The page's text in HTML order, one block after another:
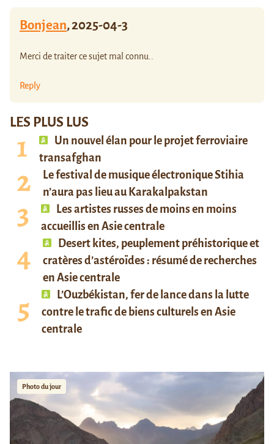
LES PLUS LUS
Un nouvel élan pour le projet ferroviaire
transafghan
Le festival de musique électronique Stihia
n’aura pas lieu au Karakalpakstan
Les artistes russes de moins en moins
accueillis en Asie centrale
Desert kites, peuplement préhistorique et
cratères d’astéroïdes : résumé de recherches
en Asie centrale
L’Ouzbékistan, fer de lance dans la lutte
contre le trafic de biens culturels en Asie
centrale
Photo du jour
Bonjean,2025-04-3
Merci de traiter ce sujet mal connu..
Reply